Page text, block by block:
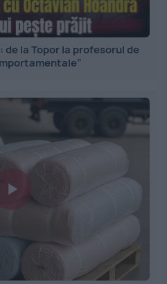
la Topor la profesorul de